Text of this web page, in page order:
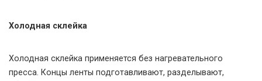
Холодная склейка
Холодная склейка применяется без нагревательного
пресса. Концы ленты подготавливают, разделывают,